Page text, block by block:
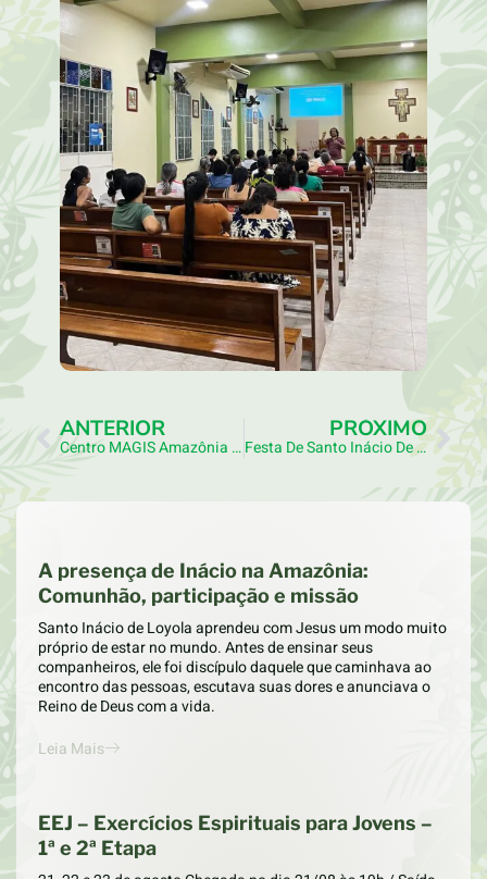
ANTERIOR
Centro MAGIS Amazônia Realiza Sarau Julino
PRÓXIMO
Festa De Santo Inácio De Loyola É Celebrada Por Toda A Preferência Apostólica Amazônia
A presença de Inácio na Amazônia:
Comunhão, participação e missão
Santo Inácio de Loyola aprendeu com Jesus um modo muito
próprio de estar no mundo. Antes de ensinar seus
companheiros, ele foi discípulo daquele que caminhava ao
encontro das pessoas, escutava suas dores e anunciava o
Reino de Deus com a vida.
Leia Mais
EEJ – Exercícios Espirituais para Jovens –
1ª e 2ª Etapa